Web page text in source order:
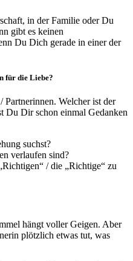
in der Familie oder Du
gibt es keinen
Du Dich gerade in einer der
für die Liebe?
Partnerinnen. Welcher ist der
Du Dir schon einmal Gedanken
suchst?
verlaufen sind?
/ die „Richtige“ zu
hängt voller Geigen. Aber
plötzlich etwas tut, was